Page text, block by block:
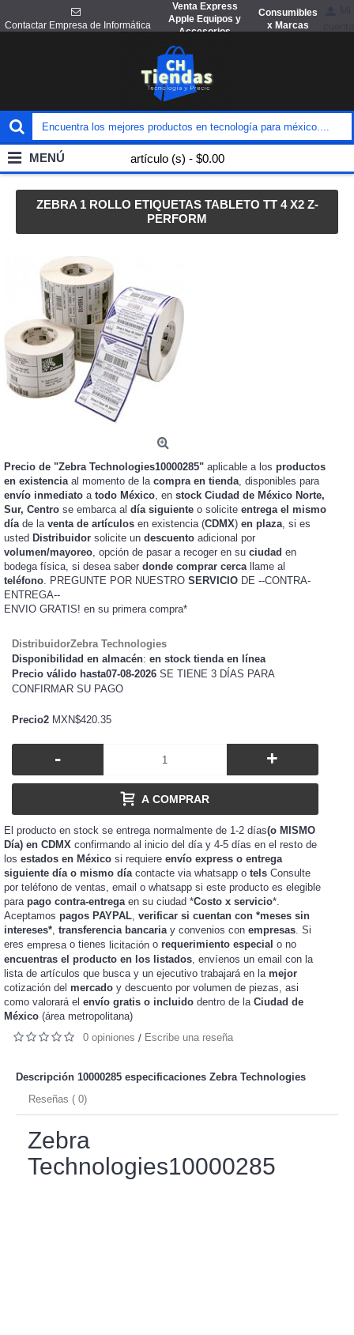
Contactar Empresa de Informática
Venta Express
Apple Equipos y
Accesorios
Consumibles
x Marcas
artículo (s) - $0.00
MENÚ
ZEBRA 1 ROLLO ETIQUETAS TABLETO TT 4 X2 Z-
PERFORM
Precio de "Zebra Technologies10000285" aplicable a los productos
en existenciaal momento de la compra en tienda, disponibles para
envío inmediato a todo México, en stock Ciudad de México Norte,
Sur, Centro se embarca al día siguiente o solicite entrega el mismo
díade la venta de artículos en existencia (CDMX) en plaza, si es
usted Distribuidor solicite un descuento adicional por
volumen/mayoreo, opción de pasar a recoger en su ciudad en
bodega física, si desea saber donde comprar cercallame al
teléfono. PREGUNTE POR NUESTRO SERVICIO DE --CONTRA-
ENTREGA--
ENVIO GRATIS! en su primera compra*
DistribuidorZebra Technologies
Disponibilidad en almacén: en stock tienda en línea
Precio válido hasta07-08-2026 SE TIENE 3 DÍAS PARA
CONFIRMAR SU PAGO
Precio2 MXN$420.35
- +
A COMPRAR
El producto en stock se entrega normalmente de 1-2 días(o MISMO
Día) en CDMX confirmando al inicio del día y 4-5 días en el resto de
los estados en México si requiere envío express o entrega
siguiente día o mismo díacontacte via whatsapp o tels Consulte
por teléfono de ventas, email o whatsapp si este producto es elegible
para pago contra-entregaen su ciudad *Costo x servicio*.
Aceptamos pagos PAYPAL, verificar si cuentan con *meses sin
intereses*, transferencia bancariay convenios con empresas. Si
eres empresa o tienes licitación o requerimiento especial o no
encuentras el producto en los listados , envíenos un email con la
lista de artículos que busca y un ejecutivo trabajará en la mejor
cotización del mercado y descuento por volumen de piezas, asi
como valorará el envío gratis o incluido dentro de la Ciudad de
México (área metropolitana)
0 opiniones / Escribe una reseña
Descripción 10000285 especificaciones Zebra Technologies
Reseñas ( 0)
Zebra
Technologies10000285